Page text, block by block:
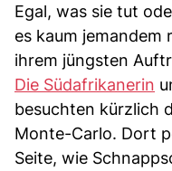
Egal, was sie tut
es kaum jemandem
ihrem jüngsten
Die Südafrikanerin
besuchten kürzlich
Monte-Carlo. Dort
Seite, wie